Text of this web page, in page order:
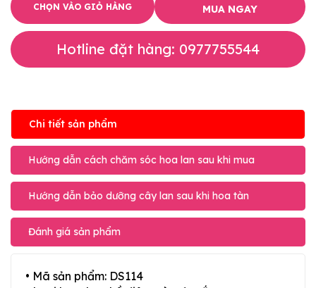
CHỌN VÀO GIỎ HÀNG MUA NGAY
Hotline đặt hàng: 0977755544
Chi tiết sản phẩm
Hướng dẫn cách chăm sóc hoa lan sau khi mua
Hướng dẫn bảo dưỡng cây lan sau khi hoa tàn
Đánh giá sản phẩm
• Mã sản phẩm: DS114